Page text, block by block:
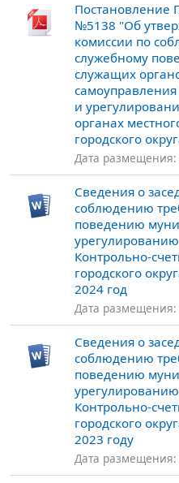
Постановление
№5138 "Об
комиссии по
служебному
служащих
самоуправления
и
органах
городского
Дата размещения:
Сведения о
соблюдению
поведению
Контрольно-
городского
2024 год
Дата размещения:
Сведения о
соблюдению
поведению
Контрольно-
городского
2023 году
Дата размещения: